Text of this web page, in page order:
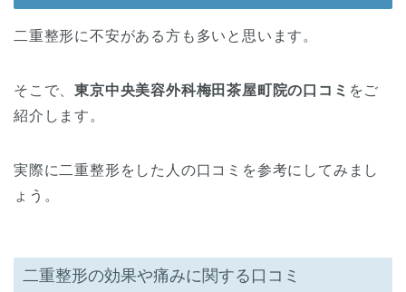
二重整形に不安がある方も多いと思います。
そこで、東京中央美容外科梅田茶屋町院の口コミ をご
紹介します。
実際に二重整形をした人の口コミを参考にしてみまし
ょう。
二重整形の効果や痛みに関する口コミ